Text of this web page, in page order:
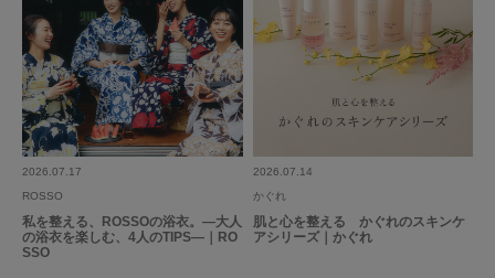
とじる
2026.07.17
ROSSO
私を整える、ROSSOの浴衣。―大人
の浴衣を楽しむ、4人のTIPS―｜RO
SSO
2026.07.14
かぐれ
肌と心を整える かぐれのスキンケ
アシリーズ｜かぐれ